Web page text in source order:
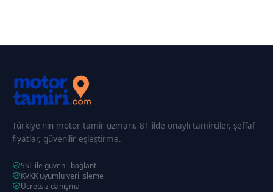
Türkiye'nin motor tamir uzmanı. 81 ilde onaylı tamirciler, şeffaf
fiyatlar, güvenilir eşleştirme.
SSL ile güvenli bağlantı
KVKK uyumlu veri işleme
Ücretsiz danışma